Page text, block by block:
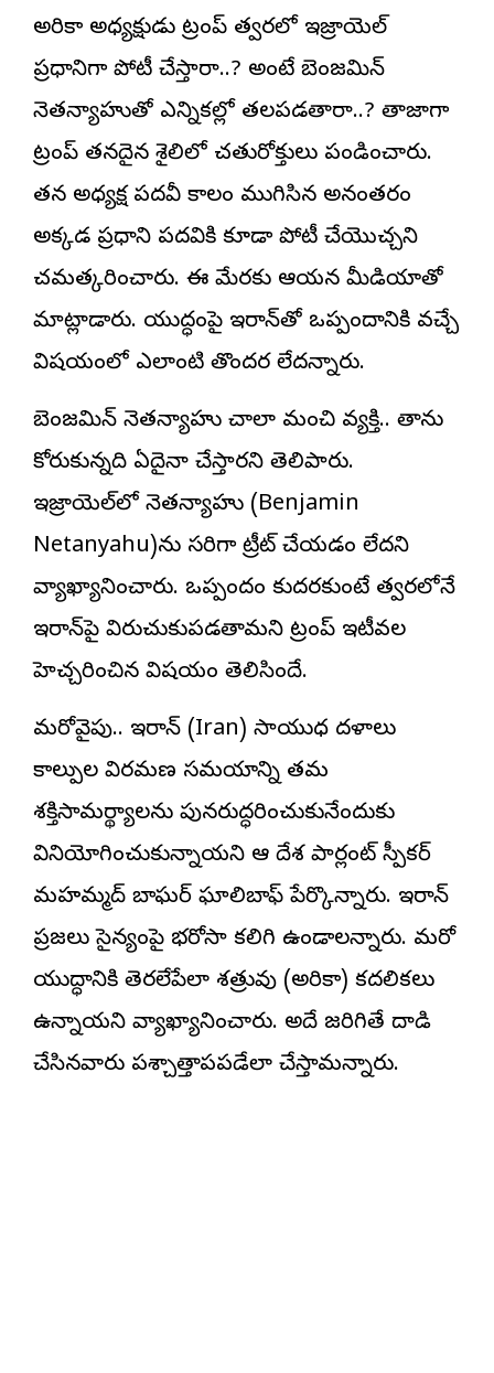
అమెరికా అధ్యక్షుడు ట్రంప్ త్వరలో ఇజ్రాయెల్
ప్రధానిగా పోటీ చేస్తారా..? అంటే బెంజమిన్
నెతన్యాహుతో ఎన్నికల్లో తలపడతారా..? తాజాగా
ట్రంప్ తనదైన శైలిలో చతురోక్తులు పండించారు.
తన అధ్యక్ష పదవీ కాలం ముగిసిన అనంతరం
అక్కడ ప్రధాని పదవికి కూడా పోటీ చేయొచ్చని
చమత్కరించారు. ఈ మేరకు ఆయన మీడియాతో
మాట్లాడారు. యుద్ధంపై ఇరాన్‌తో ఒప్పందానికి వచ్చే
విషయంలో ఎలాంటి తొందర లేదన్నారు.
బెంజమిన్ నెతన్యాహు చాలా మంచి వ్యక్తి.. తాను
కోరుకున్నది ఏదైనా చేస్తారని తెలిపారు.
ఇజ్రాయెల్‌లో నెతన్యాహు (Benjamin
Netanyahu)ను సరిగా ట్రీట్‌ చేయడం లేదని
వ్యాఖ్యానించారు. ఒప్పందం కుదరకుంటే త్వరలోనే
ఇరాన్‌పై విరుచుకుపడతామని ట్రంప్‌ ఇటీవల
హెచ్చరించిన విషయం తెలిసిందే.
మరోవైపు.. ఇరాన్‌ (Iran) సాయుధ దళాలు
కాల్పుల విరమణ సమయాన్ని తమ
శక్తిసామర్థ్యాలను పునరుద్ధరించుకునేందుకు
వినియోగించుకున్నాయని ఆ దేశ పార్లమెంట్‌ స్పీకర్‌
మహమ్మద్ బాఘర్ ఘాలిబాఫ్ పేర్కొన్నారు. ఇరాన్
ప్రజలు సైన్యంపై భరోసా కలిగి ఉండాలన్నారు. మరో
యుద్ధానికి తెరలేపేలా శత్రువు (అమెరికా) కదలికలు
ఉన్నాయని వ్యాఖ్యానించారు. అదే జరిగితే దాడి
చేసినవారు పశ్చాత్తాపపడేలా చేస్తామన్నారు.